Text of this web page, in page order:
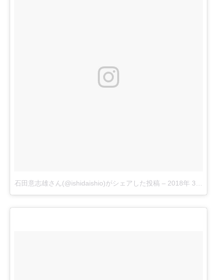
石田意志雄さん(@ishidaishio)がシェアした投稿 – 2018年 3月月1